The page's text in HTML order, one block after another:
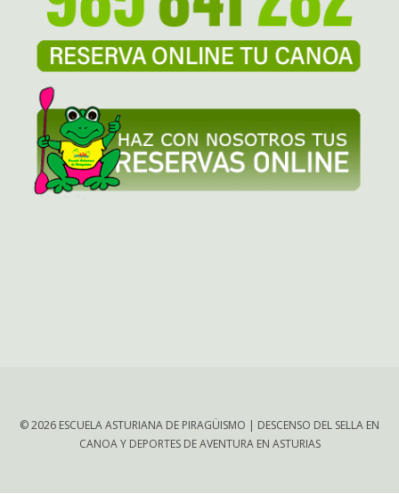
© 2026 ESCUELA ASTURIANA DE PIRAGÜISMO | DESCENSO DEL SELLA EN
CANOA Y DEPORTES DE AVENTURA EN ASTURIAS